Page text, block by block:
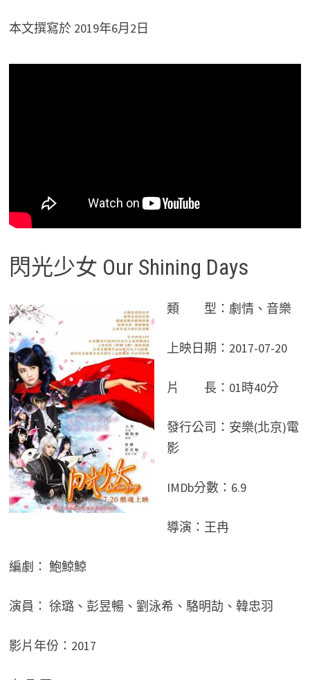
本文撰寫於 2019年6月2日
閃光少女 Our Shining Days
類 型：劇情、音樂
上映日期：2017-07-20
片 長：01時40分
發行公司：安樂(北京)電
影
IMDb分數：6.9
導演：王冉
編劇： 鮑鯨鯨
演員： 徐璐、彭昱暢、劉泳希、駱明劼、韓忠羽
影片年份：2017